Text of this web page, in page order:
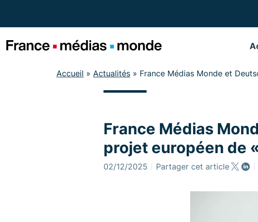
Accueil » Actualités » France Médias Monde et
France Médias
projet européen de
02/12/2025 Partager cet article